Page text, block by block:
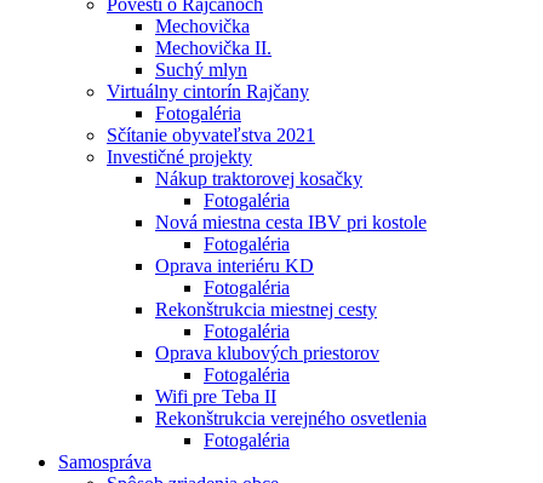
Povesti o Rajčanoch
Mechovička
Mechovička II.
Suchý mlyn
Virtuálny cintorín Rajčany
Fotogaléria
Sčítanie obyvateľstva 2021
Investičné projekty
Nákup traktorovej kosačky
Fotogaléria
Nová miestna cesta IBV pri kostole
Fotogaléria
Oprava interiéru KD
Fotogaléria
Rekonštrukcia miestnej cesty
Fotogaléria
Oprava klubových priestorov
Fotogaléria
Wifi pre Teba II
Rekonštrukcia verejného osvetlenia
Fotogaléria
Samospráva